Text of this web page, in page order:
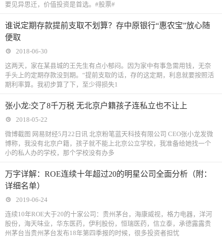
要见异思迁，价值投资是首选。#股票#
谁说定期存款提前支取不划算？存中原银行“惠农宝”放心随
便取
2018-06-30
这两天，家在某县城的王先生有点小郁闷。因为家中有事急需用钱，无奈
手头上的定期存款没到期。“提前支取的话，存的这定期，利息就要按照活
期利率算。我初步算了下，至少得损失1
张小龙:交了8千万税 无北京户籍孩子连私立也不让上
2018-05-22
微博截图 网易财经5月22日讯 北京粉笔蓝天科技有限公司 CEO张小龙发微
博称，我没有北京户籍，孩子就不能上北京公立学校，我准备给她找一个
小的私人办的学校，那个学校没有办多
万字详解：ROE连续十年超过20的明星公司全面分析（附：
详细名单）
2019-06-24
连续10年ROE大于20的十家公司：贵州茅台，海康威视，格力电器，洋河
股份，海天味业，华东医药，伊利股份，恒瑞医药，信立泰，承德露露贵
州茅台当贵州茅台发布18年第四季报的时候，很多投资者担忧